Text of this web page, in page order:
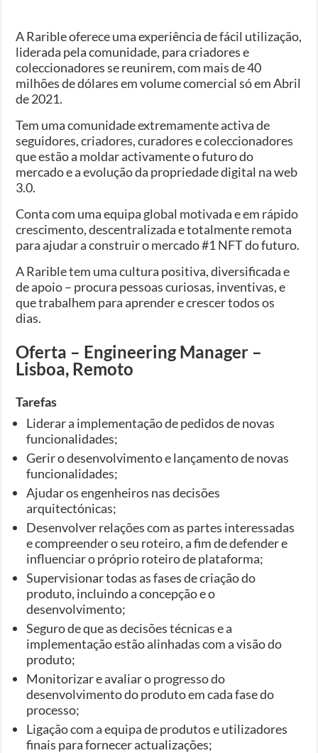
A Rarible oferece uma experiência de fácil utilização,
liderada pela comunidade, para criadores e
coleccionadores se reunirem, com mais de 40
milhões de dólares em volume comercial só em Abril
de 2021.
Tem uma comunidade extremamente activa de
seguidores, criadores, curadores e coleccionadores
que estão a moldar activamente o futuro do
mercado e a evolução da propriedade digital na web
3.0.
Conta com uma equipa global motivada e em rápido
crescimento, descentralizada e totalmente remota
para ajudar a construir o mercado #1 NFT do futuro.
A Rarible tem uma cultura positiva, diversificada e
de apoio – procura pessoas curiosas, inventivas, e
que trabalhem para aprender e crescer todos os
dias.
Oferta – Engineering Manager –
Lisboa, Remoto
Tarefas
Liderar a implementação de pedidos de novas
funcionalidades;
Gerir o desenvolvimento e lançamento de novas
funcionalidades;
Ajudar os engenheiros nas decisões
arquitectónicas;
Desenvolver relações com as partes interessadas
e compreender o seu roteiro, a fim de defender e
influenciar o próprio roteiro de plataforma;
Supervisionar todas as fases de criação do
produto, incluindo a concepção e o
desenvolvimento;
Seguro de que as decisões técnicas e a
implementação estão alinhadas com a visão do
produto;
Monitorizar e avaliar o progresso do
desenvolvimento do produto em cada fase do
processo;
Ligação com a equipa de produtos e utilizadores
finais para fornecer actualizações;